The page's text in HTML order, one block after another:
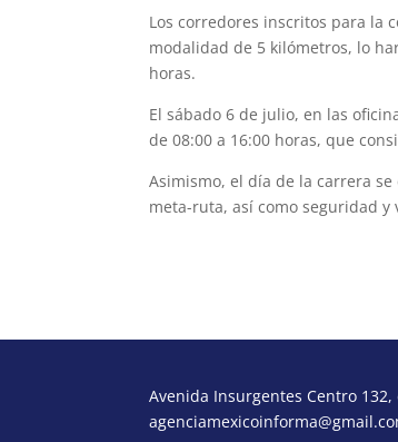
Los corredores inscritos para la
modalidad de 5 kilómetros, lo
horas.
El sábado 6 de julio, en las
de 08:00 a 16:00 horas, que
Asimismo, el día de la carrera
meta-ruta, así como seguridad
Avenida Insurgentes Centro